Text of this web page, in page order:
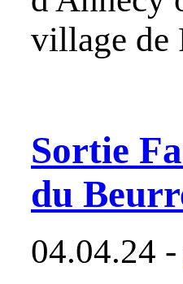
village de
Sortie
du
04.04.24 -